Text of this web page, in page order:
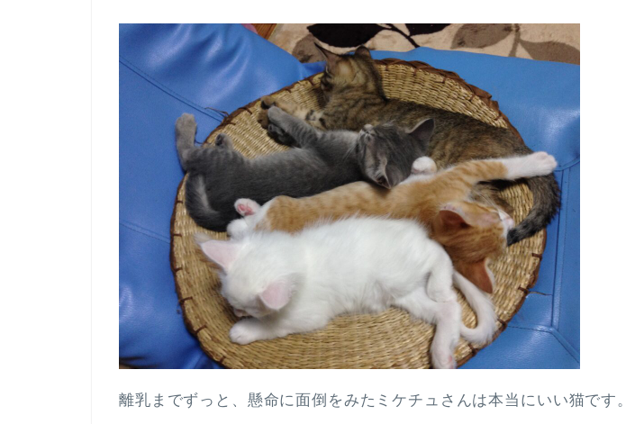
離乳までずっと、懸命に面倒をみたミケチュさんは本当にいい猫です。